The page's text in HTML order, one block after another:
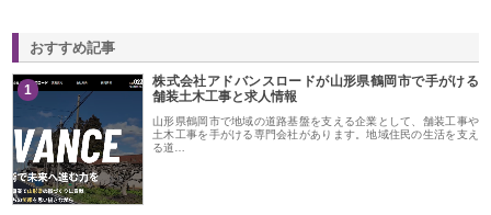
おすすめ記事
1
株式会社アドバンスロードが山形県鶴岡市で手がける
舗装土木工事と求人情報
山形県鶴岡市で地域の道路基盤を支える企業として、舗装工事や
土木工事を手がける専門会社があります。地域住民の生活を支え
る道…